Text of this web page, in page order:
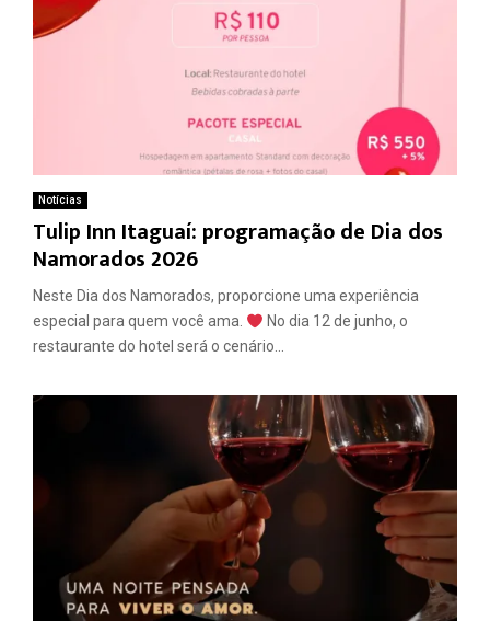
Notícias
Tulip Inn Itaguaí: programação de Dia dos
Namorados 2026
Neste Dia dos Namorados, proporcione uma experiência
especial para quem você ama.
No dia 12 de junho, o
restaurante do hotel será o cenário...